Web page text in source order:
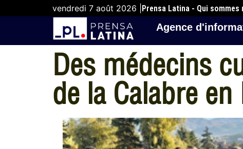
vendredi 7 août 2026 | Prensa Latina - Qui sommes
Agence
Des médecins
de la Calabre en